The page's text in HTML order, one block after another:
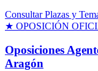
Consultar Plazas y
★ OPOSICIÓN
Oposiciones
Aragón